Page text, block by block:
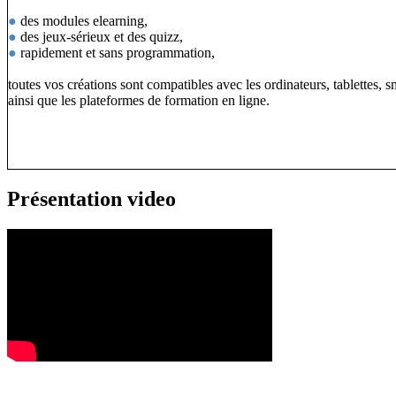
● des modules elearning,
● des jeux-sérieux et des quizz,
● rapidement et sans programmation,
toutes vos créations sont compatibles avec les ordinateurs, tablettes,
ainsi que les plateformes de formation en ligne.
Présentation video